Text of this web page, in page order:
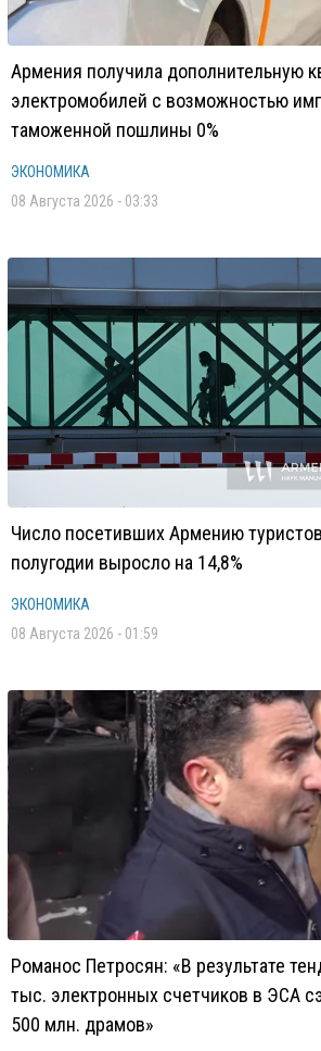
Армения получила дополнительную
электромобилей с возможностью
таможенной пошлины 0%
ЭКОНОМИКА
08 Августа 2026 - 03:33
Число посетивших Армению
полугодии выросло на 14,8%
ЭКОНОМИКА
08 Августа 2026 - 01:59
Романос Петросян: «В результате
тыс. электронных счетчиков в ЭСА
500 млн. драмов»